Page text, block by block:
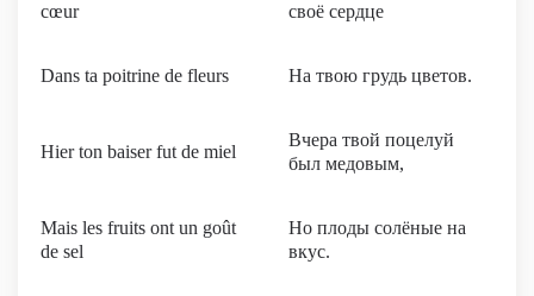
cœur
своё сердце
Dans ta poitrine de fleurs На твою грудь цветов.
Hier ton baiser fut de miel
Вчера твой поцелуй
был медовым,
Mais les fruits ont un goût
de sel
Но плоды солёные на
вкус.